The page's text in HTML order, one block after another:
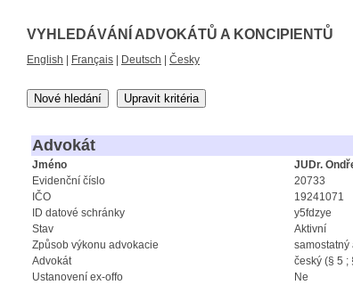
VYHLEDÁVÁNÍ ADVOKÁTŮ A KONCIPIENTŮ
English Français Deutsch Česky
Nové hledání Upravit kritéria
Advokát
Jméno
JUDr.
Evidenční číslo
20733
IČO
19241071
ID datové schránky
y5fdzye
Stav
Aktivní
Způsob výkonu advokacie
samostatný
Advokát
český (§ 5 ;
Ustanovení ex-offo
Ne